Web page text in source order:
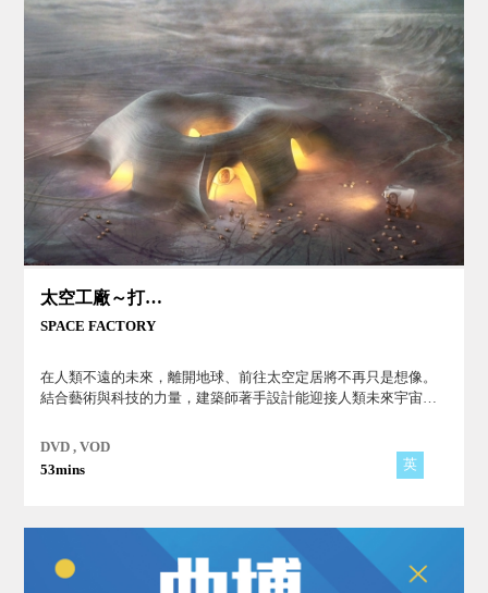
太空工廠～打造太空住家
SPACE FACTORY
在人類不遠的未來，離開地球、前往太空定居將不再只是想像。
結合藝術與科技的力量，建築師著手設計能迎接人類未來宇宙殖
DVD , VOD
53mins
英